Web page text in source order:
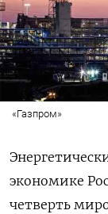
«Газпром»
экономике
четверть